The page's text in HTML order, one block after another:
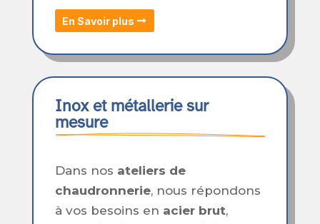
En Savoir plus
Inox et métallerie sur
mesure
Dans nos ateliers de
chaudronnerie, nous répondons
à vos besoins en acier brut,